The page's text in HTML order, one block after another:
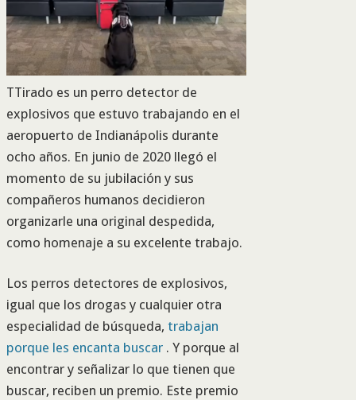
TTirado es un perro detector de
explosivos que estuvo trabajando en el
aeropuerto de Indianápolis durante
ocho años. En junio de 2020 llegó el
momento de su jubilación y sus
compañeros humanos decidieron
organizarle una original despedida,
como homenaje a su excelente trabajo.
Los perros detectores de explosivos,
igual que los drogas y cualquier otra
especialidad de búsqueda, trabajan
porque les encanta buscar. Y porque al
encontrar y señalizar lo que tienen que
buscar, reciben un premio. Este premio